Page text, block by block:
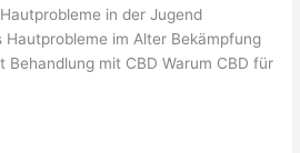
in der Jugend
Hautprobleme im Alter Bekämpfung
Behandlung mit CBD Warum CBD für